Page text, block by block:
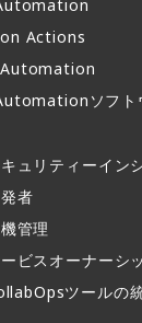
Actions
ソフト
ュリティーイン
者
管理
ビスオーナーシ
ツールの